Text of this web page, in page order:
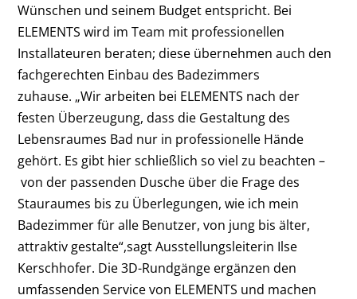
Wünschen und seinem Budget entspricht. Bei
ELEMENTS wird im Team mit professionellen
Installateuren beraten; diese übernehmen auch den
fachgerechten Einbau des Badezimmers
zuhause. „Wir arbeiten bei ELEMENTS nach der
festen Überzeugung, dass die Gestaltung des
Lebensraumes Bad nur in professionelle Hände
gehört. Es gibt hier schließlich so viel zu beachten –
von der passenden Dusche über die Frage des
Stauraumes bis zu Überlegungen, wie ich mein
Badezimmer für alle Benutzer, von jung bis älter,
attraktiv gestalte“,sagt Ausstellungsleiterin Ilse
Kerschhofer. Die 3D-Rundgänge ergänzen den
umfassenden Service von ELEMENTS und machen